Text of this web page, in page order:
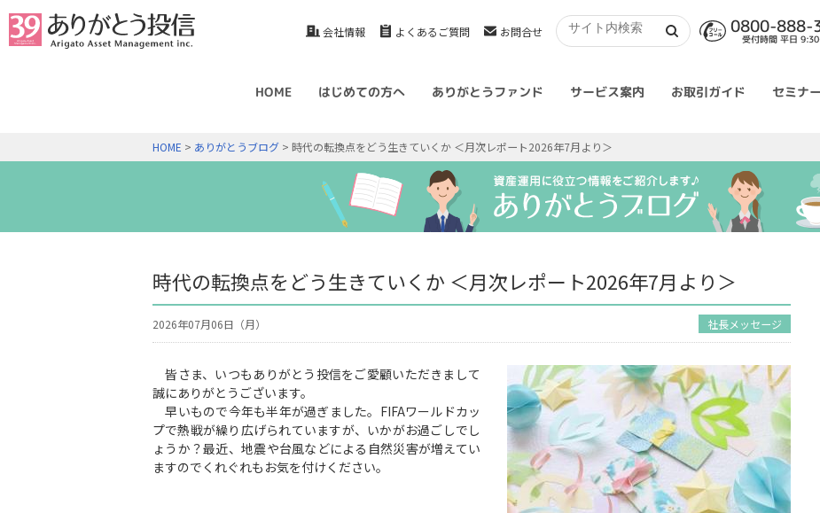
会社情報 よくあるご質問 お問合せ 0800-888-
受付時間 平日
HOME はじめての方へ ありがとうファンド サービス案内 お取引ガイド セミナ
HOME > ありがとうブログ > 時代の転換点をどう生きていくか ＜月次レポート2026年7月より＞
時代の転換点をどう生きていくか ＜月次レポート2026年7月より＞
2026年07月06日（月） 社長メッセージ
皆さま、いつもありがとう投信をご愛顧いただきまして
誠にありがとうございます。
早いもので今年も半年が過ぎました。FIFAワールドカッ
プで熱戦が繰り広げられていますが、いかがお過ごしでし
ょうか？最近、地震や台風などによる自然災害が増えてい
ますのでくれぐれもお気を付けください。